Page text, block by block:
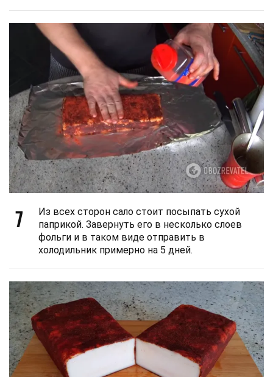
7
Из всех сторон сало стоит посыпать сухой
паприкой. Завернуть его в несколько слоев
фольги и в таком виде отправить в
холодильник примерно на 5 дней.